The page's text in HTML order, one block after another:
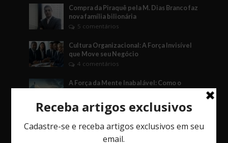
Compra da Piraquê pela M. Dias Branco faz
nova família bilionária
5 comentários
Cultura Organizacional: A Força Invisível
que Move seu Negócio
4 comentários
A Força da Mente Inabalável: Como o
3 comentários
Social e o Imprevisto Afetam Seu Negócio.
3 comentários